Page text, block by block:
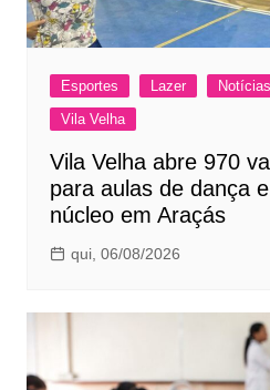
Esportes Lazer Notícias
Vila Velha
Vila Velha abre 970
para aulas de dança
núcleo em Araçás
qui, 06/08/2026